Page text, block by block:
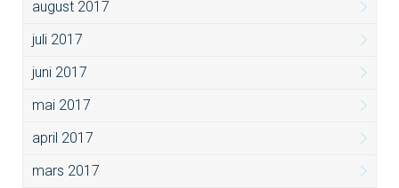
august 2017
juli 2017
juni 2017
mai 2017
april 2017
mars 2017